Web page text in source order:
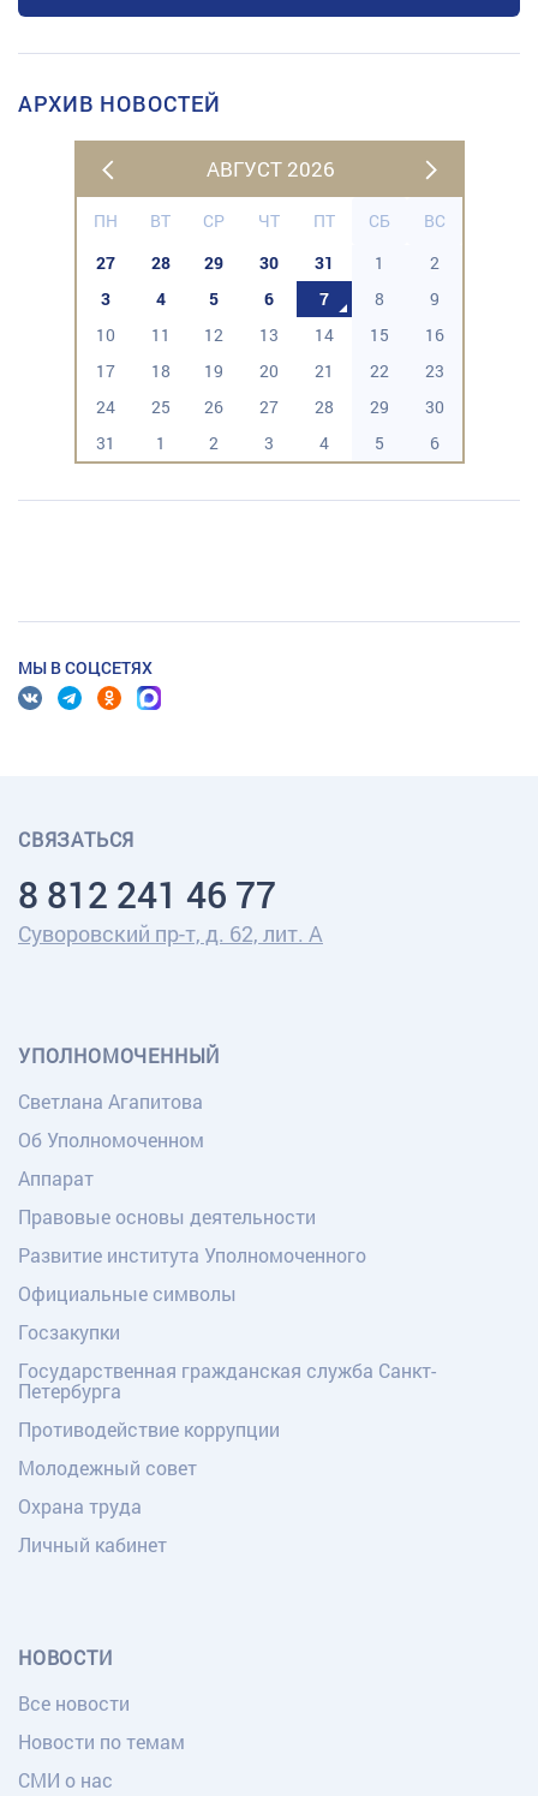
АРХИВ НОВОСТЕЙ
АВГУСТ 2026
ПН ВТ СР ЧТ ПТ СБ
ВС
27
28 29 30 31 1
2
3
4 5 6 7 8
9
10
11 12 13 14 15
16
17
18 19 20 21 22
23
24
25 26 27 28 29
30
31
1 2 3 4 5 6
МЫ В СОЦСЕТЯХ
СВЯЗАТЬСЯ
8 812 241 46 77
Суворовский пр-т, д. 62, лит. А
УПОЛНОМОЧЕННЫЙ
Светлана Агапитова
Об Уполномоченном
Аппарат
Правовые основы деятельности
Развитие института Уполномоченного
Официальные символы
Госзакупки
Государственная гражданская служба Санкт-
Петербурга
Противодействие коррупции
Молодежный совет
Охрана труда
Личный кабинет
НОВОСТИ
Все новости
Новости по темам
СМИ о нас